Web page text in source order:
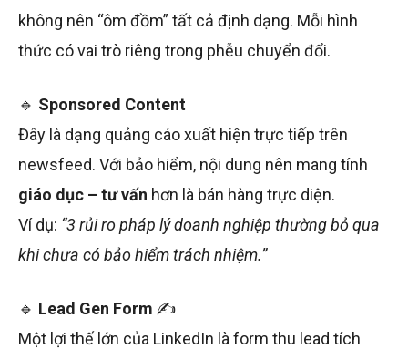
không nên “ôm đồm” tất cả định dạng. Mỗi hình
thức có vai trò riêng trong phễu chuyển đổi.
🔹 Sponsored Content
Đây là dạng quảng cáo xuất hiện trực tiếp trên
newsfeed. Với bảo hiểm, nội dung nên mang tính
giáo dục – tư vấn hơn là bán hàng trực diện.
Ví dụ: “3 rủi ro pháp lý doanh nghiệp thường bỏ qua
khi chưa có bảo hiểm trách nhiệm.”
🔹 Lead Gen Form ✍️
Một lợi thế lớn của LinkedIn là form thu lead tích